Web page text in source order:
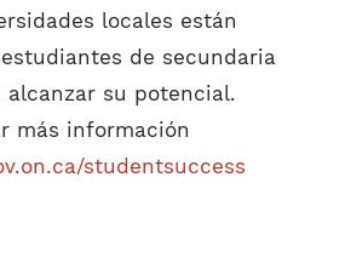
locales están
de secundaria
alcanzar su potencial.
más información
studentsuccess